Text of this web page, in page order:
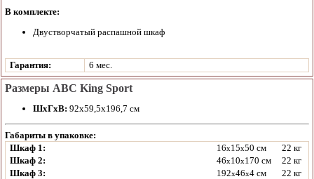
В комплекте:
Двустворчатый распашной шкаф
Гарантия: 6 мес.
Размеры ABC King Sport
ШхГхВ: 92х59,5х196,7 см
Габариты в упаковке:
Шкаф 1:
16x15x50 см
22 кг
Шкаф 2:
46x10x170 см
22 кг
Шкаф 3:
192x46x4 см
22 кг